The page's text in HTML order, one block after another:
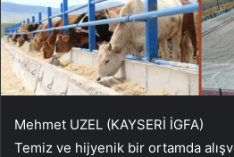
Mehmet UZEL (KAYSERİ İGFA)
Temiz ve hijyenik bir ortamda